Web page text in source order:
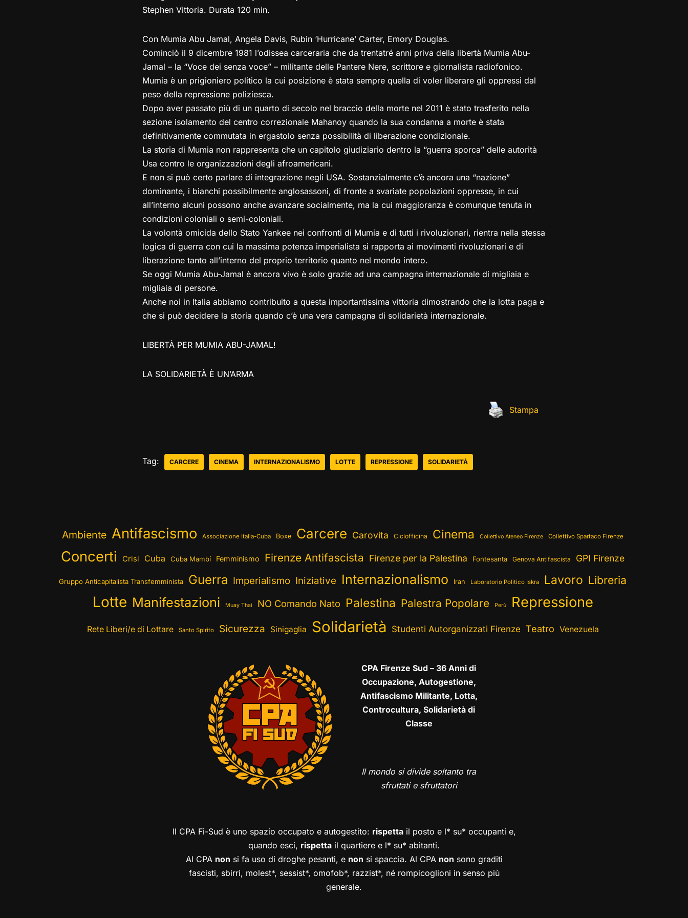
Stephen Vittoria. Durata 120 min.
Con Mumia Abu Jamal, Angela Davis, Rubin ‘Hurricane’ Carter, Emory Douglas.
Cominciò il 9 dicembre 1981 l’odissea carceraria che da trentatré anni priva della libertà Mumia Abu-
Jamal – la “Voce dei senza voce” – militante delle Pantere Nere, scrittore e giornalista radiofonico.
Mumia è un prigioniero politico la cui posizione è stata sempre quella di voler liberare gli oppressi dal
peso della repressione poliziesca.
Dopo aver passato più di un quarto di secolo nel braccio della morte nel 2011 è stato trasferito nella
sezione isolamento del centro correzionale Mahanoy quando la sua condanna a morte è stata
definitivamente commutata in ergastolo senza possibilità di liberazione condizionale.
La storia di Mumia non rappresenta che un capitolo giudiziario dentro la “guerra sporca” delle autorità
Usa contro le organizzazioni degli afroamericani.
E non si può certo parlare di integrazione negli USA. Sostanzialmente c’è ancora una “nazione”
dominante, i bianchi possibilmente anglosassoni, di fronte a svariate popolazioni oppresse, in cui
all’interno alcuni possono anche avanzare socialmente, ma la cui maggioranza è comunque tenuta in
condizioni coloniali o semi-coloniali.
La volontà omicida dello Stato Yankee nei confronti di Mumia e di tutti i rivoluzionari, rientra nella stessa
logica di guerra con cui la massima potenza imperialista si rapporta ai movimenti rivoluzionari e di
liberazione tanto all’interno del proprio territorio quanto nel mondo intero.
Se oggi Mumia Abu-Jamal è ancora vivo è solo grazie ad una campagna internazionale di migliaia e
migliaia di persone.
Anche noi in Italia abbiamo contribuito a questa importantissima vittoria dimostrando che la lotta paga e
che si può decidere la storia quando c’è una vera campagna di solidarietà internazionale.
LIBERTÀ PER MUMIA ABU-JAMAL!
LA SOLIDARIETÀ È UN’ARMA
Stampa
Tag: CARCERE CINEMA INTERNAZIONALISMO LOTTE REPRESSIONE SOLIDARIETÀ
Ambiente Antifascismo Associazione Italia-Cuba Boxe Carcere Carovita Ciclofficina Cinema Collettivo Ateneo Firenze Collettivo Spartaco Firenze
Concerti Crisi Cuba Cuba Mambí Femminismo Firenze Antifascista Firenze per la Palestina Fontesanta Genova Antifascista GPI Firenze
Gruppo Anticapitalista Transfemminista Guerra Imperialismo Iniziative Internazionalismo Iran Laboratorio Politico Iskra Lavoro Libreria
Lotte Manifestazioni Muay Thai NO Comando Nato Palestina Palestra Popolare Perù Repressione
Rete Liberi/e di Lottare Santo Spirito Sicurezza Sinigaglia Solidarietà Studenti Autorganizzati Firenze Teatro Venezuela
CPA Firenze Sud – 36 Anni di
Occupazione, Autogestione,
Antifascismo Militante, Lotta,
Controcultura, Solidarietà di
Classe
Il mondo si divide soltanto tra
sfruttati e sfruttatori
Il CPA Fi-Sud è uno spazio occupato e autogestito: rispettail posto e l* su* occupanti e,
quando esci, rispetta il quartiere e l* su* abitanti.
Al CPA non si fa uso di droghe pesanti, e non si spaccia. Al CPA non sono graditi
fascisti, sbirri, molest*, sessist*, omofob*, razzist*, né rompicoglioni in senso più
generale.